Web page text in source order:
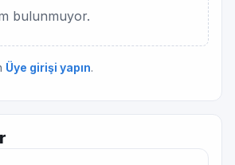
bulunmuyor.
Üye girişi yapın.